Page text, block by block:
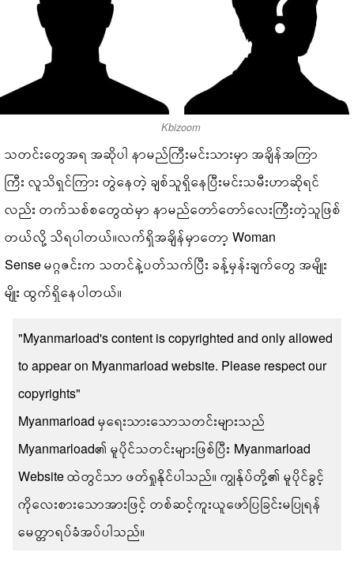
Kbizoom
သတင်းတွေအရ အဆိုပါ နာမည်ကြီးမင်းသားမှာ အချိန်အကြာ
ကြီး လူသိရှင်ကြား တွဲနေတဲ့ ချစ်သူရှိနေပြီးမင်းသမီးဟာဆိုရင်
လည်း တက်သစ်စတွေထဲမှာ နာမည်တော်တော်လေးကြီးတဲ့သူဖြစ်
တယ်လို့ သိရပါတယ်။လက်ရှိအချိန်မှာတော့ Woman
Sense မဂ္ဂဇင်းက သတင်နဲ့ပတ်သက်ပြီး ခန့်မှန်းချက်တွေ အမျိုး
မျိုး ထွက်ရှိနေပါတယ်။
"Myanmarload's content is copyrighted and only allowed
to appear on Myanmarload website. Please respect our
copyrights"
Myanmarload မှရေးသားသောသတင်းများသည်
Myanmarload၏ မူပိုင်သတင်းများဖြစ်ပြီး Myanmarload
Website ထဲတွင်သာ ဖတ်ရှုနိုင်ပါသည်။ ကျွန်ုပ်တို့၏ မူပိုင်ခွင့်
ကိုလေးစားသောအားဖြင့် တစ်ဆင့်ကူးယူဖော်ပြခြင်းမပြုရန်
မေတ္တာရပ်ခံအပ်ပါသည်။